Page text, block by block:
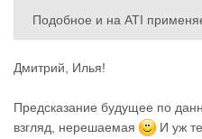
Подобное и на ATI
ми страницами ранее.
P.S. где бы посмотреть,
Дмитрий, Илья!
Предсказание будущее по
взгляд, нерешаемая
И уж